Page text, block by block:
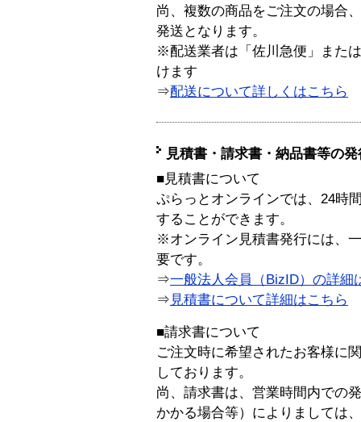
尚、複数の商品をご注文の場合
発送となります。
※配送業者は「佐川急便」また
けます
⇒配送について詳しくはこちら
見積書・請求書・納品書等の
■見積書について
ぷらっとオンラインでは、24時
することができます。
※オンライン見積書発行には、
要です。
⇒一般法人会員（BizID）の詳細
⇒ 見積書について詳細はこちら
■請求書について
ご注文時に希望されたお客様に
しております。
尚、請求書は、営業時間内での
かかる場合等）によりましては